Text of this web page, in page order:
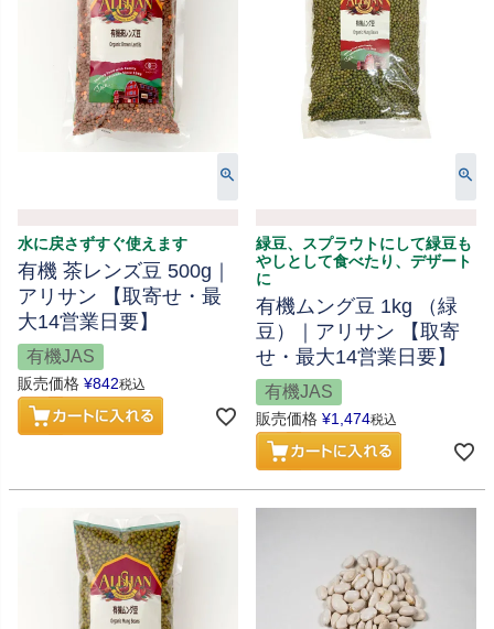
水に戻さずすぐ使えます
有機 茶レンズ豆 500g｜
アリサン 【取寄せ・最
大14営業日要】
有機JAS
販売価格 ¥842税込
緑豆、スプラウトにして緑豆も
やしとして食べたり、デザート
に
有機ムング豆 1kg （緑
豆）｜アリサン 【取寄
せ・最大14営業日要】
有機JAS
販売価格 ¥1,474税込